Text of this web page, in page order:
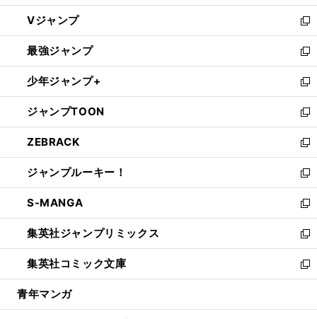
ウ
ィ
ン
ド
ウ
で
開
く
し
い
ウ
ィ
ン
ド
ウ
で
開
く
Vジャンプ
新
し
い
ウ
ィ
ン
ド
ウ
で
開
く
最強ジャンプ
新
し
い
ウ
ィ
ン
ド
ウ
で
開
く
少年ジャンプ+
新
し
い
ウ
ィ
ン
ド
ウ
で
開
く
ジャンプTOON
新
し
い
ウ
ィ
ン
ド
ウ
で
開
く
ZEBRACK
新
し
い
ウ
ィ
ン
ド
ウ
で
開
ジャンプルーキー！
新
し
い
ウ
ィ
ン
ド
ウ
開
S-MANGA
新
し
い
ウ
ィ
ン
ウ
集英社ジャンプリミックス
新
し
い
ウ
ン
集英社コミック文庫
新
し
ウ
青年マンガ